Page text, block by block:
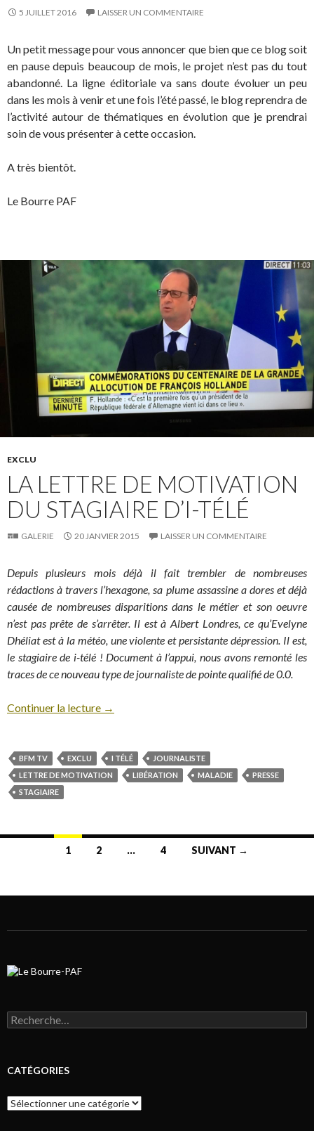
5 JUILLET 2016 LAISSER UN COMMENTAIRE
Un petit message pour vous annoncer que bien que ce blog soit
en pause depuis beaucoup de mois, le projet n’est pas du tout
abandonné. La ligne éditoriale va sans doute évoluer un peu
dans les mois à venir et une fois l’été passé, le blog reprendra de
l’activité autour de thématiques en évolution que je prendrai
soin de vous présenter à cette occasion.
A très bientôt.
Le Bourre PAF
EXCLU
LA LETTRE DE MOTIVATION
DU STAGIAIRE D’I-TÉLÉ
GALERIE 20 JANVIER 2015 LAISSER UN COMMENTAIRE
Depuis plusieurs mois déjà il fait trembler de nombreuses
rédactions à travers l’hexagone, sa plume assassine a dores et déjà
causée de nombreuses disparitions dans le métier et son oeuvre
n’est pas prête de s’arrêter. Il est à Albert Londres, ce qu’Evelyne
Dhéliat est à la météo, une violente et persistante dépression. Il est,
le stagiaire de i-télé ! Document à l’appui, nous avons remonté les
traces de ce nouveau type de journaliste de pointe qualifié de 0.0.
Continuer la lecture →
BFM TV EXCLU I TÉLÉ
JOURNALISTE
LETTRE DE MOTIVATION
LIBÉRATION MALADIE
PRESSE
STAGIAIRE
1 2 … 4 SUIVANT →
Rechercher :
CATÉGORIES
Catégories